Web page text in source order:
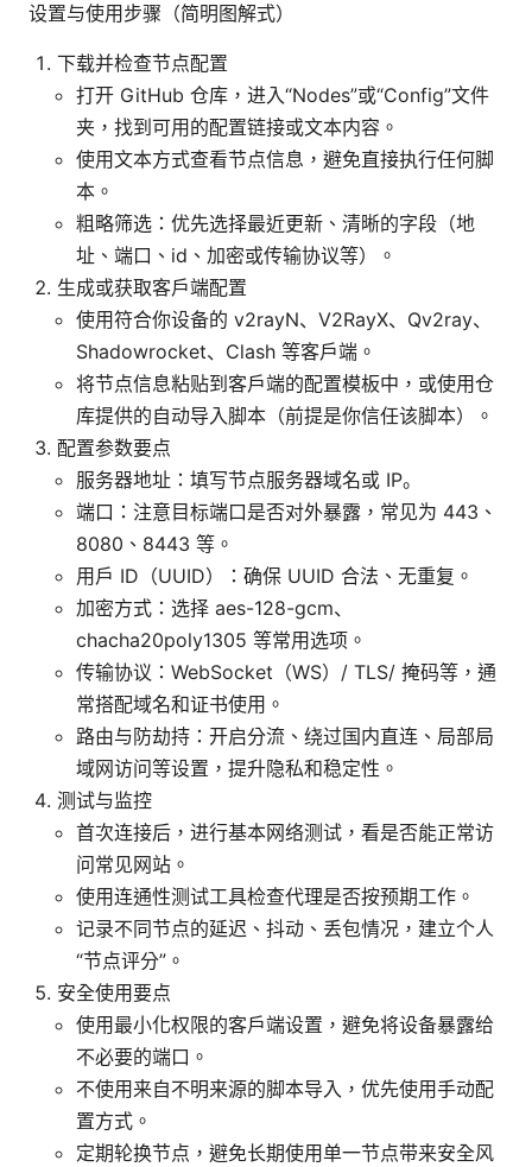
设置与使用步骤（简明图解式）
下载并检查节点配置
打开 GitHub 仓库，进入“Nodes”或“Config”文件
夹，找到可用的配置链接或文本内容。
使用文本方式查看节点信息，避免直接执行任何脚
本。
粗略筛选：优先选择最近更新、清晰的字段（地
址、端口、id、加密或传输协议等）。
生成或获取客户端配置
使用符合你设备的 v2rayN、V2RayX、Qv2ray、
Shadowrocket、Clash 等客户端。
将节点信息粘贴到客户端的配置模板中，或使用仓
库提供的自动导入脚本（前提是你信任该脚本）。
配置参数要点
服务器地址：填写节点服务器域名或 IP。
端口：注意目标端口是否对外暴露，常见为 443、
8080、8443 等。
用户 ID（UUID）：确保 UUID 合法、无重复。
加密方式：选择 aes-128-gcm、
chacha20poly1305 等常用选项。
传输协议：WebSocket（WS）/ TLS/ 掩码等，通
常搭配域名和证书使用。
路由与防劫持：开启分流、绕过国内直连、局部局
域网访问等设置，提升隐私和稳定性。
测试与监控
首次连接后，进行基本网络测试，看是否能正常访
问常见网站。
使用连通性测试工具检查代理是否按预期工作。
记录不同节点的延迟、抖动、丢包情况，建立个人
“节点评分”。
安全使用要点
使用最小化权限的客户端设置，避免将设备暴露给
不必要的端口。
不使用来自不明来源的脚本导入，优先使用手动配
置方式。
定期轮换节点，避免长期使用单一节点带来安全风